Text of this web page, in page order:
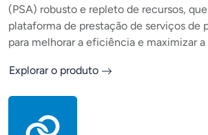
(PSA) robusto e repleto de recursos,
plataforma de prestação de serviços de
para melhorar a eficiência e maximizar
Explorar o produto